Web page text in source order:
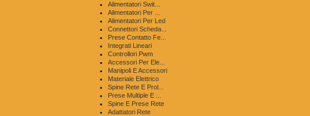
Alimentatori Swit...
Alimentatori Per ...
Alimentatori Per Led
Connettori Scheda...
Prese Contatto Fe...
Integrati Lineari
Controllori Pwm
Accessori Per Ele...
Manipoli E Accessori
Materiale Elettrico
Spine Rete E Prol...
Prese Multiple E ...
Spine E Prese Rete
Adattatori Rete